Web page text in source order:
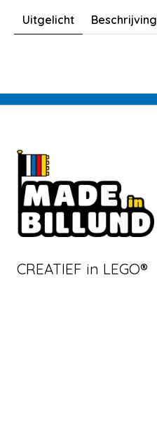
Uitgelicht Beschrijving
CREATIEF in LEGO®